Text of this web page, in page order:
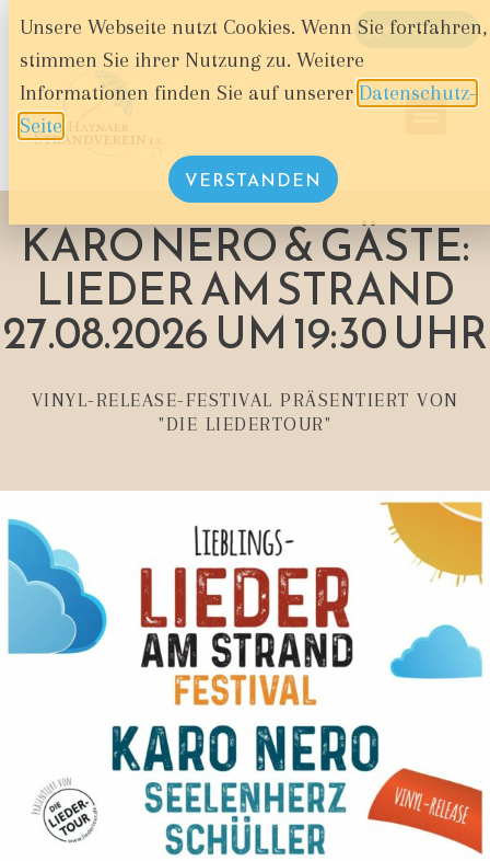
WARENKORB
KARO NERO & GÄSTE:
LIEDER AM STRAND
27.08.2026 UM 19:30 UHR
VINYL-RELEASE-FESTIVAL PRÄSENTIERT VON
"DIE LIEDERTOUR"
Unsere Webseite nutzt Cookies. Wenn Sie fortfahren,
stimmen Sie ihrer Nutzung zu. Weitere
Informationen finden Sie auf unserer Datenschutz-
Seite
VERSTANDEN